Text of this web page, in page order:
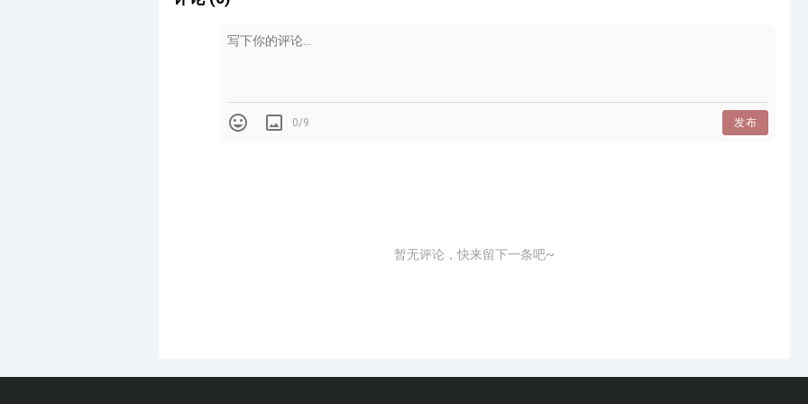
这是一个挑高的LOFT空间，结合我们昨天学习的尺度关系，再看这个空间左边的沙发明显很
0/9 发布
暂无评论，快来留下一条吧~